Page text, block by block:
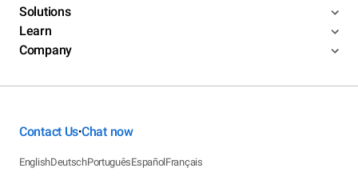
Solutions
Learn
Company
Contact Us•Chat now
EnglishDeutschPortuguêsEspañolFrançais